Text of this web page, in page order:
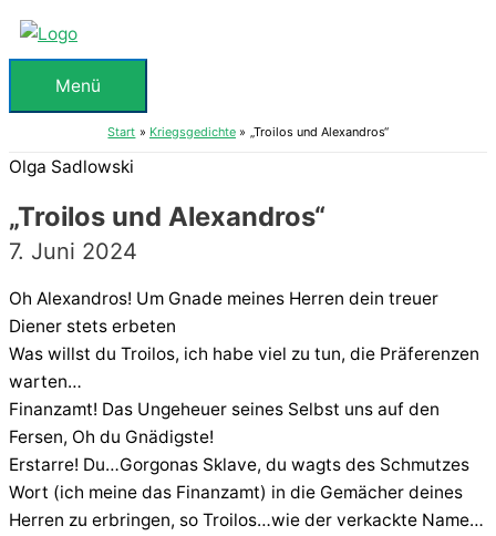
Zum
Inhalt
springenMenü
Menü
Start Kriegsgedichte „Troilos und Alexandros“
Olga Sadlowski
„Troilos und Alexandros“
7. Juni 2024
Oh Alexandros! Um Gnade meines Herren dein treuer
Diener stets erbeten
Was willst du Troilos, ich habe viel zu tun, die Präferenzen
warten…
Finanzamt! Das Ungeheuer seines Selbst uns auf den
Fersen, Oh du Gnädigste!
Erstarre! Du…Gorgonas Sklave, du wagts des Schmutzes
Wort (ich meine das Finanzamt) in die Gemächer deines
Herren zu erbringen, so Troilos…wie der verkackte Name…